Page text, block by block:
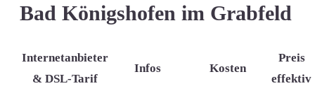
Bad Königshofen im Grabfeld
Internetanbieter
& DSL-Tarif
Infos Kosten
Preis
effektiv